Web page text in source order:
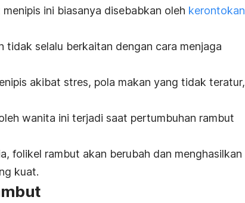
ini biasanya disebabkan oleh kerontokan
tidak selalu berkaitan dengan cara menjaga
akibat stres, pola makan yang tidak teratur,
wanita ini terjadi saat pertumbuhan rambut
folikel rambut akan berubah dan menghasilkan
kuat.